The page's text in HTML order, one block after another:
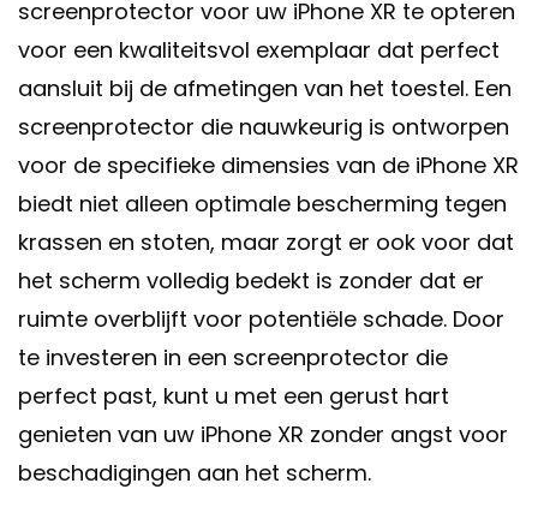
screenprotector voor uw iPhone XR te opteren
voor een kwaliteitsvol exemplaar dat perfect
aansluit bij de afmetingen van het toestel. Een
screenprotector die nauwkeurig is ontworpen
voor de specifieke dimensies van de iPhone XR
biedt niet alleen optimale bescherming tegen
krassen en stoten, maar zorgt er ook voor dat
het scherm volledig bedekt is zonder dat er
ruimte overblijft voor potentiële schade. Door
te investeren in een screenprotector die
perfect past, kunt u met een gerust hart
genieten van uw iPhone XR zonder angst voor
beschadigingen aan het scherm.